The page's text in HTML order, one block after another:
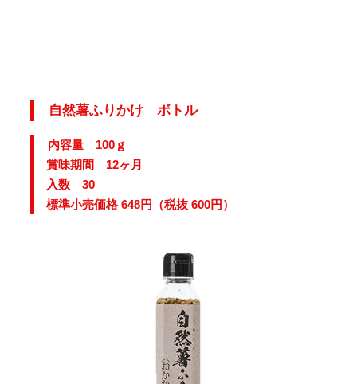
自然薯ふりかけ ボトル
内容量 100ｇ
賞味期間 12ヶ月
入数 30
標準小売価格 648円（税抜 600円）